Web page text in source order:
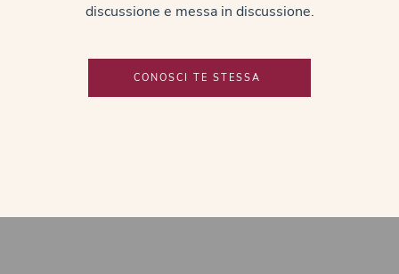
discussione e messa in discussione.
CONOSCI TE STESSA